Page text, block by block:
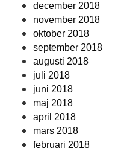
december 2018
november 2018
oktober 2018
september 2018
augusti 2018
juli 2018
juni 2018
maj 2018
april 2018
mars 2018
februari 2018